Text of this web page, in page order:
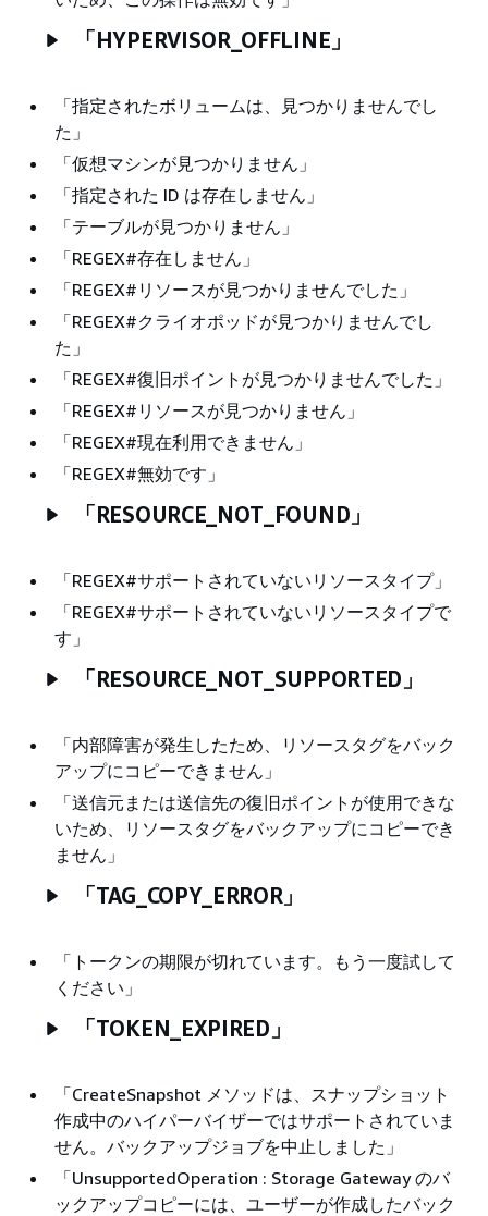
「HYPERVISOR_OFFLINE」
「指定されたボリュームは、見つかりませんでし
た」
「仮想マシンが見つかりません」
「指定された ID は存在しません」
「テーブルが見つかりません」
「REGEX#存在しません」
「REGEX#リソースが見つかりませんでした」
「REGEX#クライオポッドが見つかりませんでし
た」
「REGEX#復旧ポイントが見つかりませんでした」
「REGEX#リソースが見つかりません」
「REGEX#現在利用できません」
「REGEX#無効です」
「RESOURCE_NOT_FOUND」
「REGEX#サポートされていないリソースタイプ」
「REGEX#サポートされていないリソースタイプで
す」
「RESOURCE_NOT_SUPPORTED」
「内部障害が発生したため、リソースタグをバック
アップにコピーできません」
「送信元または送信先の復旧ポイントが使用できな
いため、リソースタグをバックアップにコピーでき
ません」
「TAG_COPY_ERROR」
「トークンの期限が切れています。もう一度試して
ください」
「TOKEN_EXPIRED」
「CreateSnapshot メソッドは、スナップショット
作成中のハイパーバイザーではサポートされていま
せん。バックアップジョブを中止しました」
「UnsupportedOperation : Storage Gateway のバ
ックアップコピーには、ユーザーが作成したバック